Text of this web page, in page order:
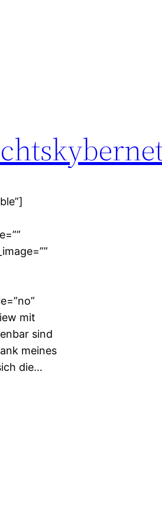
mit
sind
meines
die…